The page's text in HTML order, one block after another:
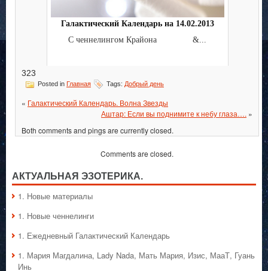
Галактический Календарь на 14.02.2013
С ченнелингом Крайона &...
323
Posted in Главная Tags: Добрый день
« Галактический Календарь. Волна Звезды
Аштар: Если вы поднимите к небу глаза…. »
Both comments and pings are currently closed.
Comments are closed.
АКТУАЛЬНАЯ ЭЗОТЕРИКА.
1. Hовые материалы
1. Hовые ченнелинги
1. Ежедневный Галактический Календарь
1. Мария Магдалина, Lady Nada, Мать Мария, Изис, МааТ, Гуань
Инь